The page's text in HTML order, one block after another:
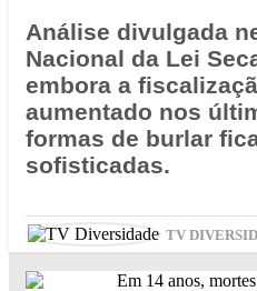
Análise divulgada
Nacional da Lei
embora a
aumentado nos
formas de burlar
sofisticadas.
TV